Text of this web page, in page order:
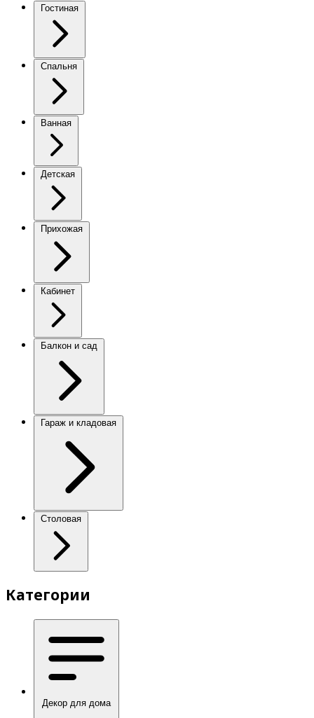
Гостиная
Спальня
Ванная
Детская
Прихожая
Кабинет
Балкон и сад
Гараж и кладовая
Столовая
Категории
Декор для дома